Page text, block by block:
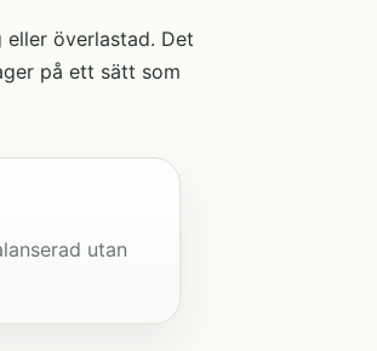
överlastad. Det
på ett sätt som
utan